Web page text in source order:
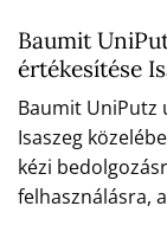
Baumit
értékesítése
Baumit UniPutz
Isaszeg
kézi
felhasználásra,